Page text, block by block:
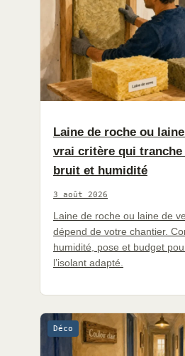
Laine de roche ou
vrai critère qui tranche
bruit et humidité
3 août 2026
Laine de roche ou laine de
dépend de votre chantier.
humidité, pose et budget
l’isolant adapté.
Déco